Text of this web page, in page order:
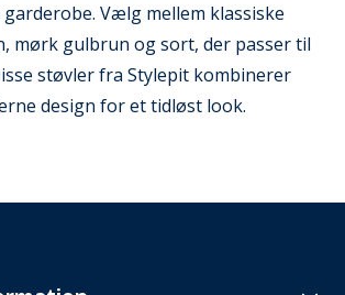
Vælg mellem klassiske
mørk gulbrun og sort, der passer til
støvler fra Stylepit kombinerer
design for et tidløst look.